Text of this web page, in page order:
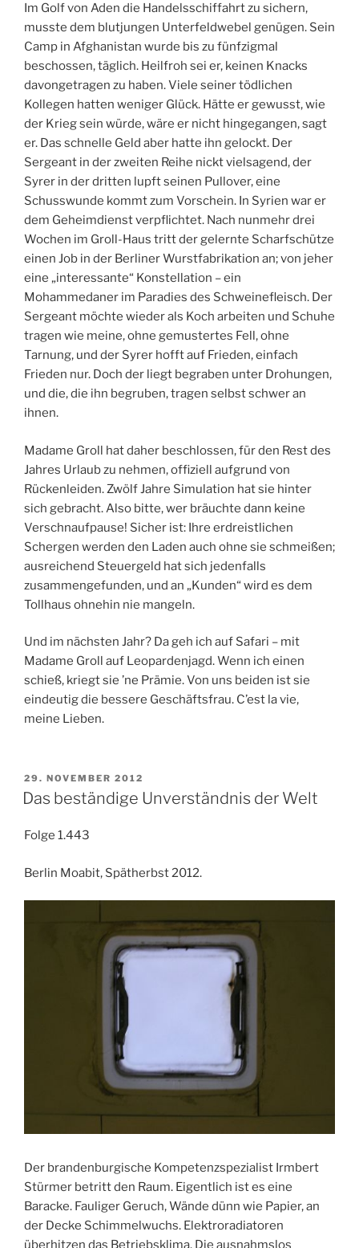
Im Golf von Aden die Handelsschiffahrt zu sichern,
musste dem blutjungen Unterfeldwebel genügen. Sein
Camp in Afghanistan wurde bis zu fünfzigmal
beschossen, täglich. Heilfroh sei er, keinen Knacks
davongetragen zu haben. Viele seiner tödlichen
Kollegen hatten weniger Glück. Hätte er gewusst, wie
der Krieg sein würde, wäre er nicht hingegangen, sagt
er. Das schnelle Geld aber hatte ihn gelockt. Der
Sergeant in der zweiten Reihe nickt vielsagend, der
Syrer in der dritten lupft seinen Pullover, eine
Schusswunde kommt zum Vorschein. In Syrien war er
dem Geheimdienst verpflichtet. Nach nunmehr drei
Wochen im Groll-Haus tritt der gelernte Scharfschütze
einen Job in der Berliner Wurstfabrikation an; von jeher
eine „interessante“ Konstellation – ein
Mohammedaner im Paradies des Schweinefleisch. Der
Sergeant möchte wieder als Koch arbeiten und Schuhe
tragen wie meine, ohne gemustertes Fell, ohne
Tarnung, und der Syrer hofft auf Frieden, einfach
Frieden nur. Doch der liegt begraben unter Drohungen,
und die, die ihn begruben, tragen selbst schwer an
ihnen.
Madame Groll hat daher beschlossen, für den Rest des
Jahres Urlaub zu nehmen, offiziell aufgrund von
Rückenleiden. Zwölf Jahre Simulation hat sie hinter
sich gebracht. Also bitte, wer bräuchte dann keine
Verschnaufpause! Sicher ist: Ihre erdreistlichen
Schergen werden den Laden auch ohne sie schmeißen;
ausreichend Steuergeld hat sich jedenfalls
zusammengefunden, und an „Kunden“ wird es dem
Tollhaus ohnehin nie mangeln.
Und im nächsten Jahr? Da geh ich auf Safari – mit
Madame Groll auf Leopardenjagd. Wenn ich einen
schieß, kriegt sie ’ne Prämie. Von uns beiden ist sie
eindeutig die bessere Geschäftsfrau. C’est la vie,
meine Lieben.
VERÖFFENTLICHT
AM
29. NOVEMBER 2012
Das beständige Unverständnis der Welt
Folge 1.443
Berlin Moabit, Spätherbst 2012.
Der brandenburgische Kompetenzspezialist Irmbert
Stürmer betritt den Raum. Eigentlich ist es eine
Baracke. Fauliger Geruch, Wände dünn wie Papier, an
der Decke Schimmelwuchs. Elektroradiatoren
überhitzen das Betriebsklima. Die ausnahmslos